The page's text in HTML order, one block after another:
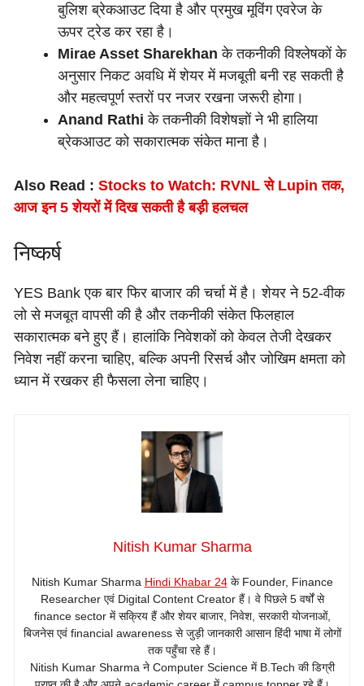
बुलिश ब्रेकआउट दिया है और प्रमुख मूविंग एवरेज के
ऊपर ट्रेड कर रहा है।
Mirae Asset Sharekhan के तकनीकी विश्लेषकों के
अनुसार निकट अवधि में शेयर में मजबूती बनी रह सकती है
और महत्वपूर्ण स्तरों पर नजर रखना जरूरी होगा।
Anand Rathi के तकनीकी विशेषज्ञों ने भी हालिया
ब्रेकआउट को सकारात्मक संकेत माना है।
Also Read : Stocks to Watch: RVNL से Lupin तक,
आज इन 5 शेयरों में दिख सकती है बड़ी हलचल
निष्कर्ष
YES Bank एक बार फिर बाजार की चर्चा में है। शेयर ने 52-वीक
लो से मजबूत वापसी की है और तकनीकी संकेत फिलहाल
सकारात्मक बने हुए हैं। हालांकि निवेशकों को केवल तेजी देखकर
निवेश नहीं करना चाहिए, बल्कि अपनी रिसर्च और जोखिम क्षमता को
ध्यान में रखकर ही फैसला लेना चाहिए।
Nitish Kumar Sharma
Nitish Kumar Sharma Hindi Khabar 24के Founder, Finance
Researcher एवं Digital Content Creator हैं। वे पिछले 5 वर्षों से
finance sector में सक्रिय हैं और शेयर बाजार, निवेश, सरकारी योजनाओं,
बिजनेस एवं financial awareness से जुड़ी जानकारी आसान हिंदी भाषा में लोगों
तक पहुँचा रहे हैं।
Nitish Kumar Sharma ने Computer Science में B.Tech की डिग्री